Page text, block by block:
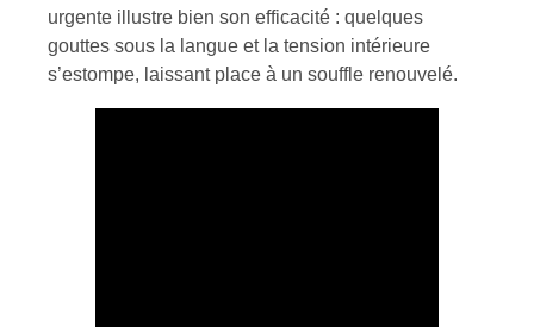
urgente illustre bien son efficacité : quelques
gouttes sous la langue et la tension intérieure
s’estompe, laissant place à un souffle renouvelé.